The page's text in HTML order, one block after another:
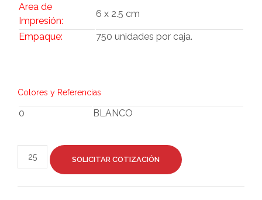
Area de
Impresión:
6 x 2.5 cm
Empaque: 750 unidades por caja.
Colores y Referencias
0 BLANCO
SOLICITAR COTIZACIÓN